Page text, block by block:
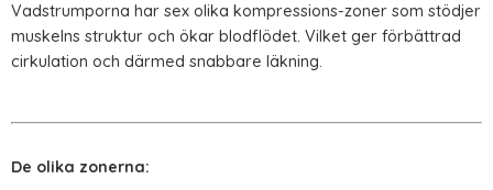
Vadstrumporna har sex olika kompressions-zoner som stödjer
muskelns struktur och ökar blodflödet. Vilket ger förbättrad
cirkulation och därmed snabbare läkning.
De olika zonerna: